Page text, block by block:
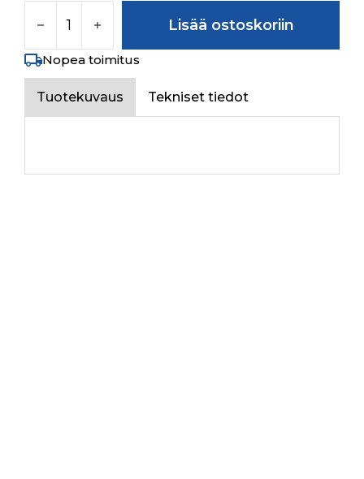
Lisää ostoskoriin
Nopea toimitus
Tuotekuvaus Tekniset tiedot